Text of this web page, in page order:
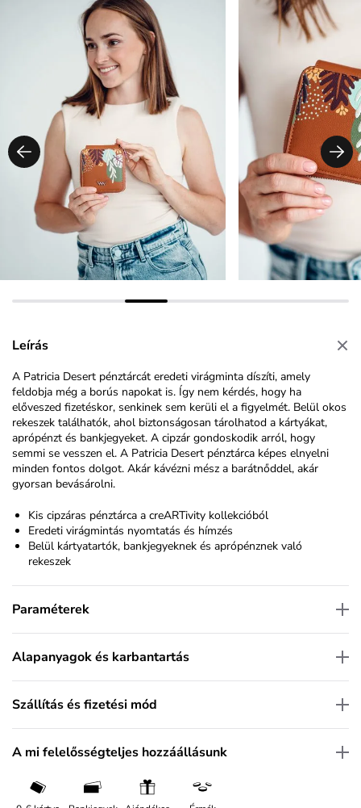
Leírás
A Patricia Desert pénztárcát eredeti virágminta díszíti, amely
feldobja még a borús napokat is. Így nem kérdés, hogy ha
előveszed fizetéskor, senkinek sem kerüli el a figyelmét. Belül okos
rekeszek találhatók, ahol biztonságosan tárolhatod a kártyákat,
aprópénzt és bankjegyeket. A cipzár gondoskodik arról, hogy
semmi se vesszen el. A Patricia Desert pénztárca képes elnyelni
minden fontos dolgot. Akár kávézni mész a barátnőddel, akár
gyorsan bevásárolni.
Kis cipzáras pénztárca a creARTivity kollekcióból
Eredeti virágmintás nyomtatás és hímzés
Belül kártyatartók, bankjegyeknek és aprópénznek való
rekeszek
Paraméterek
Alapanyagok és karbantartás
Szállítás és fizetési mód
A mi felelősségteljes hozzáállásunk